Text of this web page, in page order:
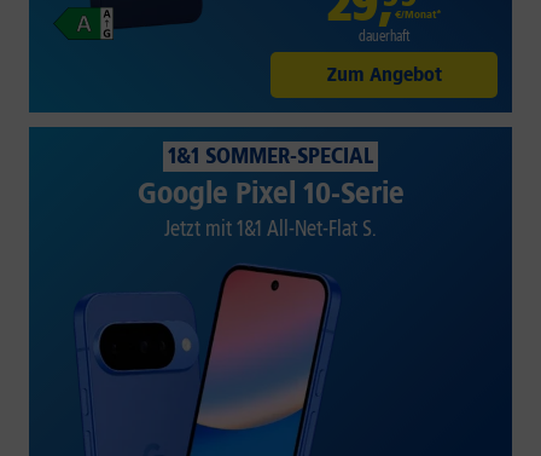
€/Monat*
dauerhaft
Zum Angebot
1&1 SOMMER-SPECIAL
Google Pixel 10-Serie
Jetzt mit 1&1 All-Net-Flat S.